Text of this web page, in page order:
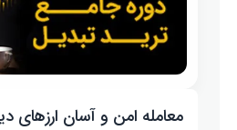
معامله امن و آسان ارزهای